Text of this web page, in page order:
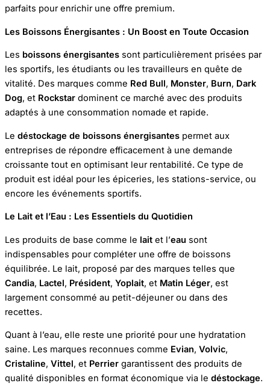
parfaits pour enrichir une offre premium.
Les Boissons Énergisantes : Un Boost en Toute Occasion
Les boissons énergisantes sont particulièrement prisées par
les sportifs, les étudiants ou les travailleurs en quête de
vitalité. Des marques comme Red Bull, Monster, Burn, Dark
Dog, et Rockstar dominent ce marché avec des produits
adaptés à une consommation nomade et rapide.
Le déstockage de boissons énergisantes permet aux
entreprises de répondre efficacement à une demande
croissante tout en optimisant leur rentabilité. Ce type de
produit est idéal pour les épiceries, les stations-service, ou
encore les événements sportifs.
Le Lait et l’Eau : Les Essentiels du Quotidien
Les produits de base comme le lait et l’eau sont
indispensables pour compléter une offre de boissons
équilibrée. Le lait, proposé par des marques telles que
Candia, Lactel, Président, Yoplait, et Matin Léger, est
largement consommé au petit-déjeuner ou dans des
recettes.
Quant à l’eau, elle reste une priorité pour une hydratation
saine. Les marques reconnues comme Evian, Volvic,
Cristaline, Vittel, et Perrier garantissent des produits de
qualité disponibles en format économique via le déstockage.